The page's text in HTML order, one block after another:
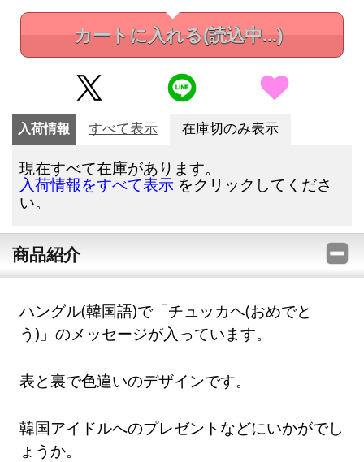
カートに入れる(読込中...)
入荷情報 すべて表示 在庫切のみ表示
現在すべて在庫があります。
入荷情報をすべて表示 をクリックしてくださ
い。
商品紹介
ハングル(韓国語)で「チュッカヘ(おめでと
う)」のメッセージが入っています。
表と裏で色違いのデザインです。
韓国アイドルへのプレゼントなどにいかがでし
ょうか。